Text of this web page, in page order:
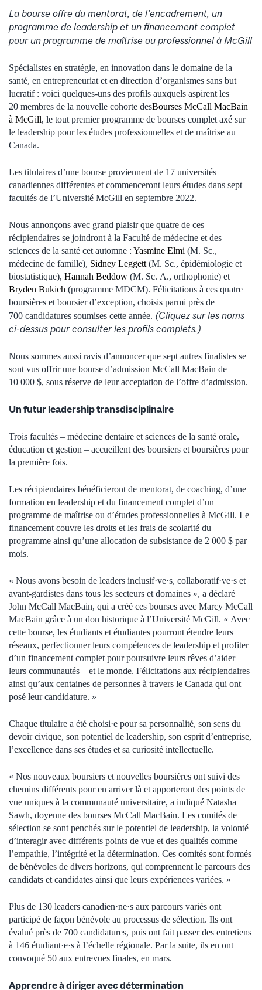
La bourse offre du mentorat, de l’encadrement, un
programme de leadership et un financement complet
pour un programme de maîtrise ou professionnel à McGill
Spécialistes en stratégie, en innovation dans le domaine de la
santé, en entrepreneuriat et en direction d’organismes sans but
lucratif : voici quelques-uns des profils auxquels aspirent les
20 membres de la nouvelle cohorte desBourses McCall MacBain
à McGill, le tout premier programme de bourses complet axé sur
le leadership pour les études professionnelles et de maîtrise au
Canada.
Les titulaires d’une bourse proviennent de 17 universités
canadiennes différentes et commenceront leurs études dans sept
facultés de l’Université McGill en septembre 2022.
Nous annonçons avec grand plaisir que quatre de ces
récipiendaires se joindront à la Faculté de médecine et des
sciences de la santé cet automne : Yasmine Elmi (M. Sc.,
médecine de famille), Sidney Leggett (M. Sc., épidémiologie et
biostatistique), Hannah Beddow (M. Sc. A., orthophonie) et
Bryden Bukich (programme MDCM). Félicitations à ces quatre
boursières et boursier d’exception, choisis parmi près de
700 candidatures soumises cette année. (Cliquez sur les noms
ci-dessus pour consulter les profils complets.)
Nous sommes aussi ravis d’annoncer que sept autres finalistes se
sont vus offrir une bourse d’admission McCall MacBain de
10 000 $, sous réserve de leur acceptation de l’offre d’admission.
Un futur leadership transdisciplinaire
Trois facultés – médecine dentaire et sciences de la santé orale,
éducation et gestion – accueillent des boursiers et boursières pour
la première fois.
Les récipiendaires bénéficieront de mentorat, de coaching, d’une
formation en leadership et du financement complet d’un
programme de maîtrise ou d’études professionnelles à McGill. Le
financement couvre les droits et les frais de scolarité du
programme ainsi qu’une allocation de subsistance de 2 000 $ par
mois.
« Nous avons besoin de leaders inclusif·ve·s, collaboratif·ve·s et
avant-gardistes dans tous les secteurs et domaines », a déclaré
John McCall MacBain, qui a créé ces bourses avec Marcy McCall
MacBain grâce à un don historique à l’Université McGill. « Avec
cette bourse, les étudiants et étudiantes pourront étendre leurs
réseaux, perfectionner leurs compétences de leadership et profiter
d’un financement complet pour poursuivre leurs rêves d’aider
leurs communautés – et le monde. Félicitations aux récipiendaires
ainsi qu’aux centaines de personnes à travers le Canada qui ont
posé leur candidature. »
Chaque titulaire a été choisi·e pour sa personnalité, son sens du
devoir civique, son potentiel de leadership, son esprit d’entreprise,
l’excellence dans ses études et sa curiosité intellectuelle.
« Nos nouveaux boursiers et nouvelles boursières ont suivi des
chemins différents pour en arriver là et apporteront des points de
vue uniques à la communauté universitaire, a indiqué Natasha
Sawh, doyenne des bourses McCall MacBain. Les comités de
sélection se sont penchés sur le potentiel de leadership, la volonté
d’interagir avec différents points de vue et des qualités comme
l’empathie, l’intégrité et la détermination. Ces comités sont formés
de bénévoles de divers horizons, qui comprennent le parcours des
candidats et candidates ainsi que leurs expériences variées. »
Plus de 130 leaders canadien·ne·s aux parcours variés ont
participé de façon bénévole au processus de sélection. Ils ont
évalué près de 700 candidatures, puis ont fait passer des entretiens
à 146 étudiant·e·s à l’échelle régionale. Par la suite, ils en ont
convoqué 50 aux entrevues finales, en mars.
Apprendre à diriger avec détermination